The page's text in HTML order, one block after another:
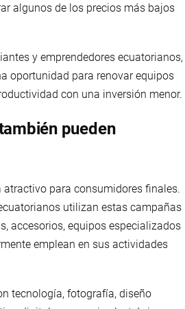
algunos de los precios más bajos
y emprendedores ecuatorianos,
oportunidad para renovar equipos
con una inversión menor.
pueden
atractivo para consumidores finales.
utilizan estas campañas
accesorios, equipos especializados
emplean en sus actividades
tecnología, fotografía, diseño